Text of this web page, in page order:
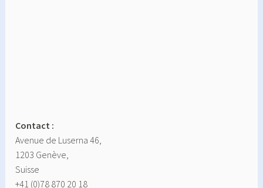
Contact :
Avenue de Luserna 46,
1203 Genève,
Suisse
+41 (0)78 870 20 18